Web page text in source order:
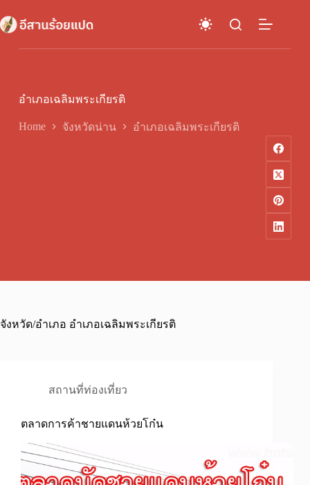
to
content
อำเภอเฉลิมพระเกียรติ
Home จังหวัดน่าน อำเภอเฉลิมพระเกียรติ
จังหวัด/อำเภอ อำเภอเฉลิมพระเกียรติ
สถานที่ท่องเที่ยว
ตลาดการค้าชายแดนห้วยโก๋น